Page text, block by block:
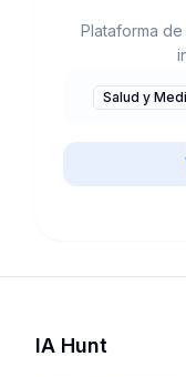
Plataforma
Salud y
IA Hunt